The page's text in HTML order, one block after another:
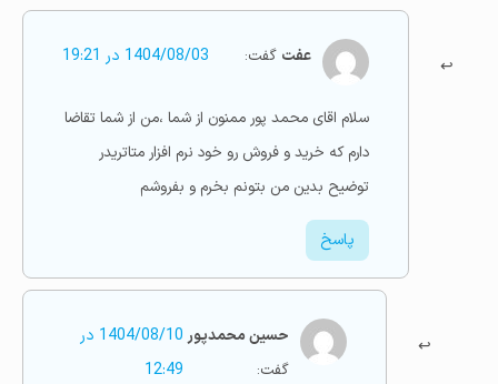
عفت گفت: 1404/08/03 در 19:21
سلام اقای محمد پور ممنون از شما ،من از شما تقاضا
دارم که خرید و فروش رو خود نرم افزار متاتریدر
توضیح بدین من بتونم بخرم و بفروشم
پاسخ
حسین محمدپور
گفت:
1404/08/10 در
12:49